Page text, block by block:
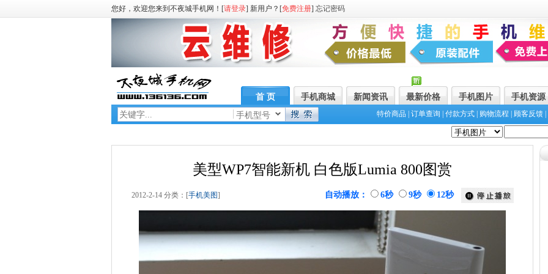
您好，欢迎您来到不夜城手机网！[请登录] 新用户？[免费注册] 忘记密码
首 页 手机商城 新闻资讯 最新价格 手机图片
手机资源
手机型号
特价商品 订单查询 付款方式 购物流程 顾客反馈
美型WP7智能新机 白色版Lumia 800图赏
2012-2-14 分类：[手机美图] 自动播放： 6秒 9秒 12秒